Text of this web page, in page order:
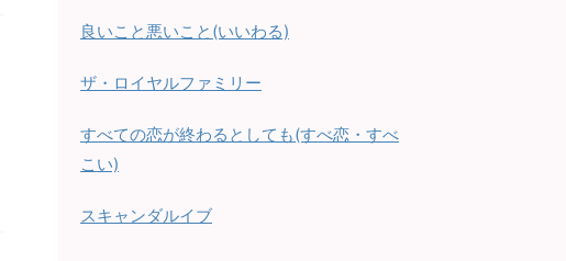
良いこと悪いこと(いいわる)
ザ・ロイヤルファミリー
すべての恋が終わるとしても(すべ恋・すべ
こい)
スキャンダルイブ